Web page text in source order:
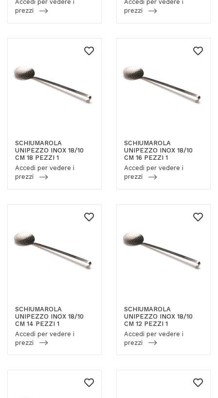
Accedi per vedere i
prezzi
Accedi per vedere i
prezzi
SCHIUMAROLA
UNIPEZZO INOX 18/10
CM 18 PEZZI 1
Accedi per vedere i
prezzi
SCHIUMAROLA
UNIPEZZO INOX 18/10
CM 16 PEZZI 1
Accedi per vedere i
prezzi
SCHIUMAROLA
UNIPEZZO INOX 18/10
CM 14 PEZZI 1
Accedi per vedere i
prezzi
SCHIUMAROLA
UNIPEZZO INOX 18/10
CM 12 PEZZI 1
Accedi per vedere i
prezzi